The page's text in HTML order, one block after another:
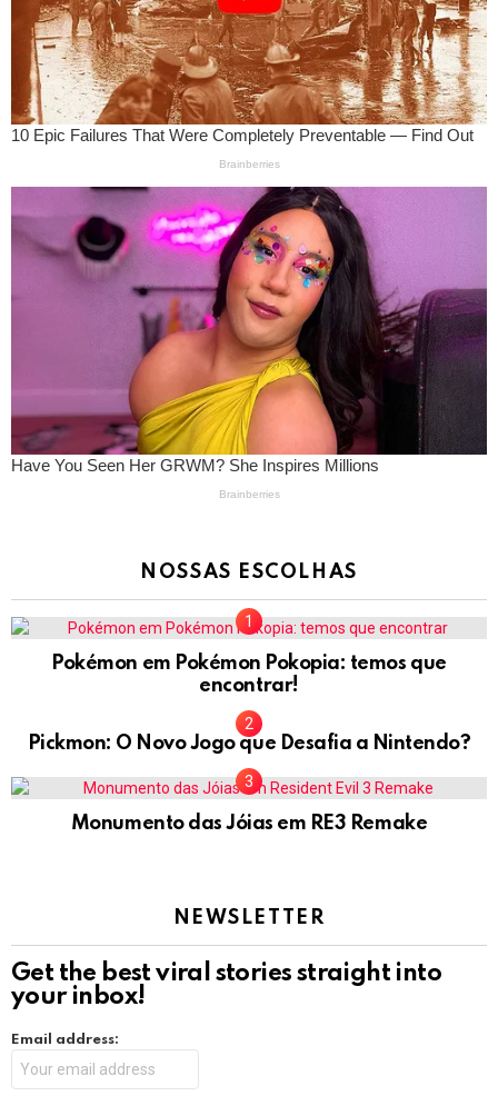
NOSSAS ESCOLHAS
Pokémon em Pokémon Pokopia: temos que
encontrar!
Pickmon: O Novo Jogo que Desafia a Nintendo?
Monumento das Jóias em RE3 Remake
NEWSLETTER
Get the best viral stories straight into
your inbox!
Email address: